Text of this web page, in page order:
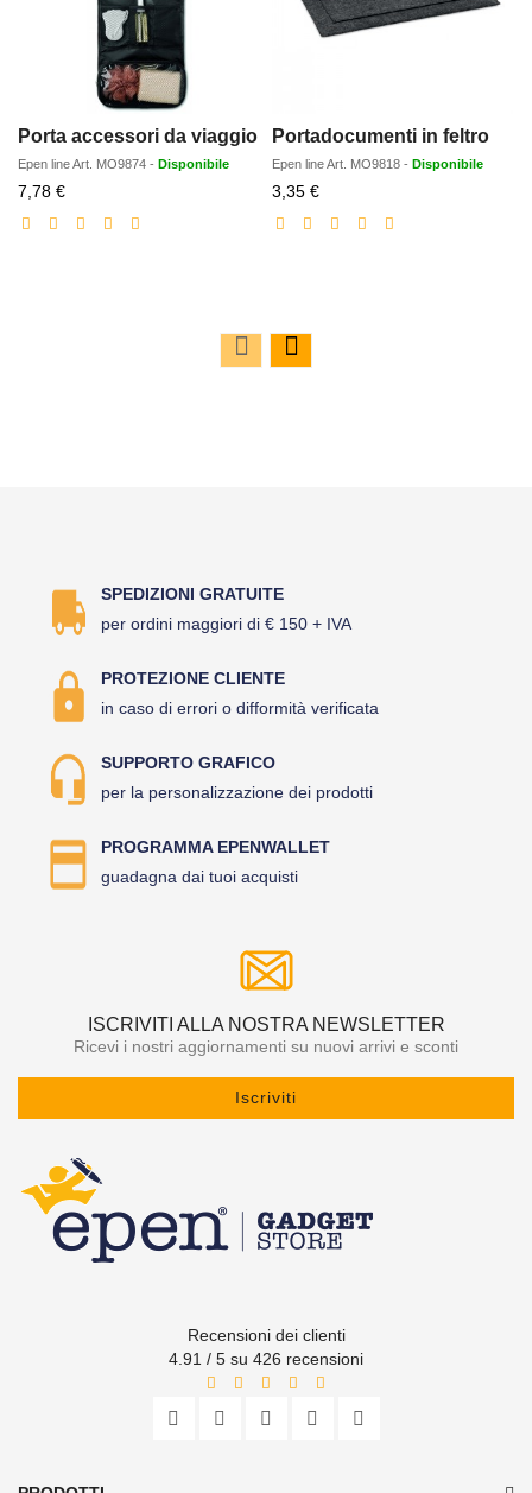
Porta accessori da viaggio
Epen lineArt. MO9874 - Disponibile
7,78 €Prezzo
scontato
Portadocumenti in feltro
Epen lineArt. MO9818 - Disponibile
3,35 €Prezzo
scontato
SPEDIZIONI GRATUITE
per ordini maggiori di € 150 + IVA
PROTEZIONE CLIENTE
in caso di errori o difformità verificata
SUPPORTO GRAFICO
per la personalizzazione dei prodotti
PROGRAMMA EPENWALLET
guadagna dai tuoi acquisti
ISCRIVITI ALLA NOSTRA NEWSLETTER
Ricevi i nostri aggiornamenti su nuovi arrivi e sconti
Iscriviti
Recensioni dei clienti
4.91 / 5 su 426 recensioni